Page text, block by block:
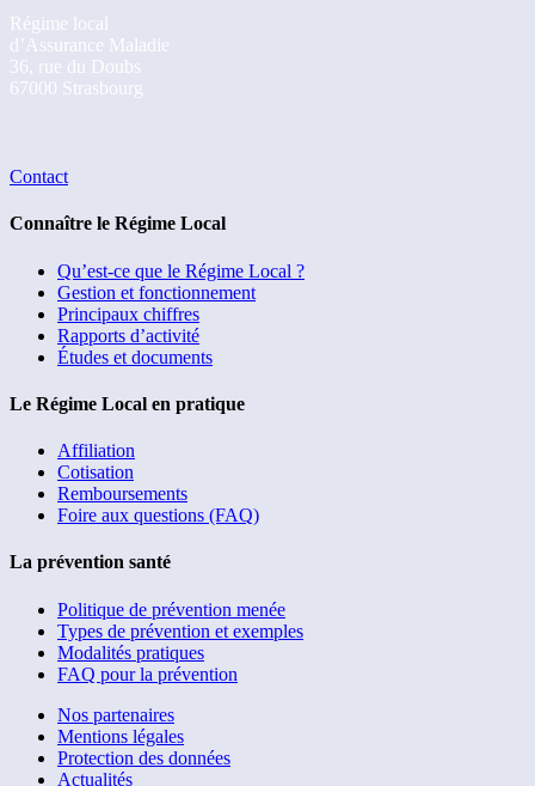
Régime local
d’Assurance Maladie
36, rue du Doubs
67000 Strasbourg
Contact
Connaître le Régime Local
Qu’est-ce que le Régime Local ?
Gestion et fonctionnement
Principaux chiffres
Rapports d’activité
Études et documents
Le Régime Local en pratique
Affiliation
Cotisation
Remboursements
Foire aux questions (FAQ)
La prévention santé
Politique de prévention menée
Types de prévention et exemples
Modalités pratiques
FAQ pour la prévention
Nos partenaires
Mentions légales
Protection des données
Actualités